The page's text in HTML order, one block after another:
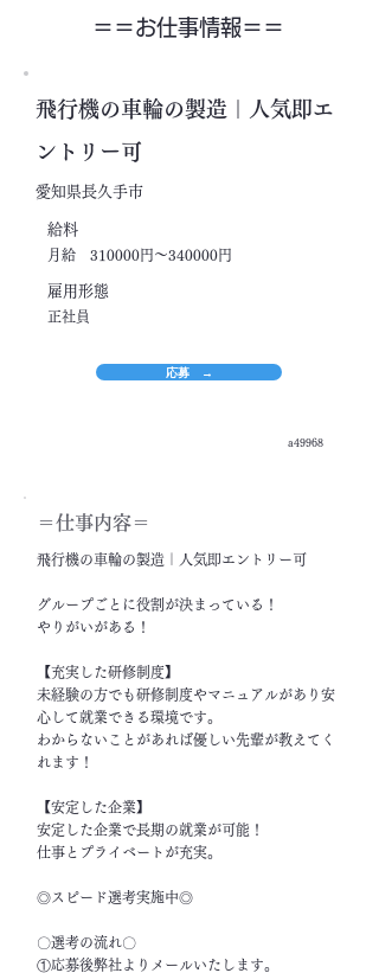
＝＝​お仕事情報＝＝
飛行機の車輪の製造｜人気即エ
ントリー可
愛知県長久手市
​給料
月給 310000円～340000円
​雇用形態
正社員
応募 →
a49968
＝​仕事内容＝
飛行機の車輪の製造｜人気即エントリー可
グループごとに役割が決まっている！
やりがいがある！
【充実した研修制度】
未経験の方でも研修制度やマニュアルがあり安
心して就業できる環境です。
わからないことがあれば優しい先輩が教えてく
れます！
【安定した企業】
安定した企業で長期の就業が可能！
仕事とプライベートが充実。
◎スピード選考実施中◎
〇選考の流れ〇
①応募後弊社よりメールいたします。